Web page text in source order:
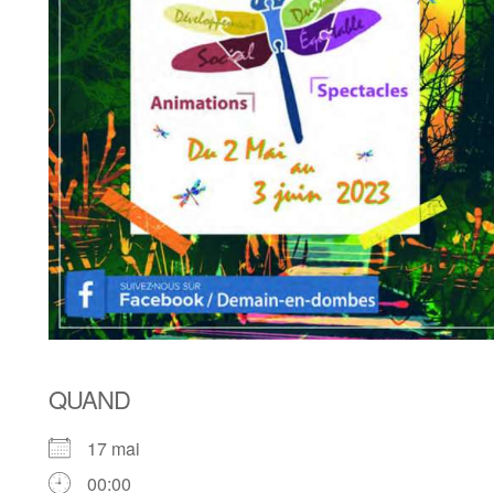
QUAND
17 mai
00:00